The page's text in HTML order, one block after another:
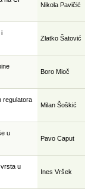
Nikola Pavičić
i
Zlatko Šatović
Boro Mioč
regulatora
Milan Šoškić
u
Pavo Caput
u
Ines Vršek